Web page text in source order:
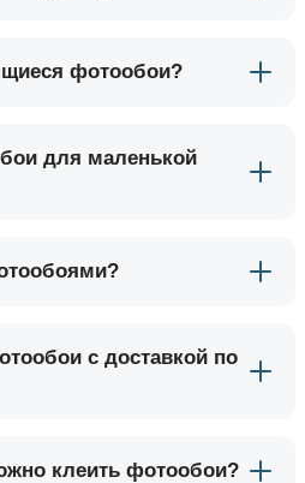
фотообои?
для маленькой
с доставкой по
клеить фотообои?